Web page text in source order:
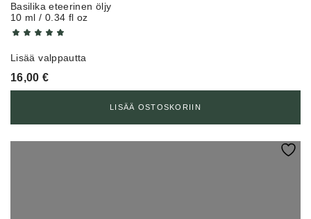
Basilika eteerinen öljy
10 ml / 0.34 fl oz
Lisää valppautta
16,00€
LISÄÄ OSTOSKORIIN